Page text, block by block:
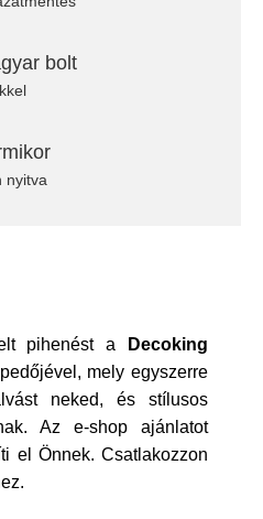
bolt
nyitva
pihenést a
Decoking
mely egyszerre
neked, és stílusos
Az e-shop ajánlatot
el Önnek. Csatlakozzon